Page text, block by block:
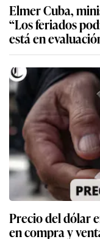
Elmer Cuba,
“Los feriados
está en
Precio del dólar
en compra y